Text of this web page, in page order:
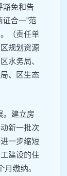
豁免和告
合一”范
（责任单
规划资源
水务局、
、区生态
。建立房
新一批次
一步缩短
建设的住
缴纳。